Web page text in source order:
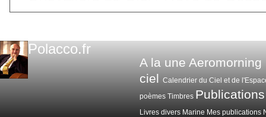
Polacco.fr
A la une
ciel Calendrier du Ciel et de
poèmes Timbres Publications
Livres divers Marine Mes publications